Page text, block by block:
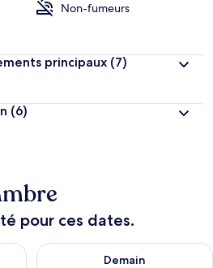
Non-fumeurs
principaux (7)
(6)
pour ces dates.
ce soir août 9 - août 10
Demain
Vérifier la disponibilité pour